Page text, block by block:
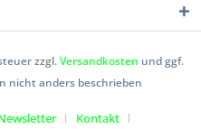
zzgl.Versandkosten und ggf.
nicht anders beschrieben
Kontakt